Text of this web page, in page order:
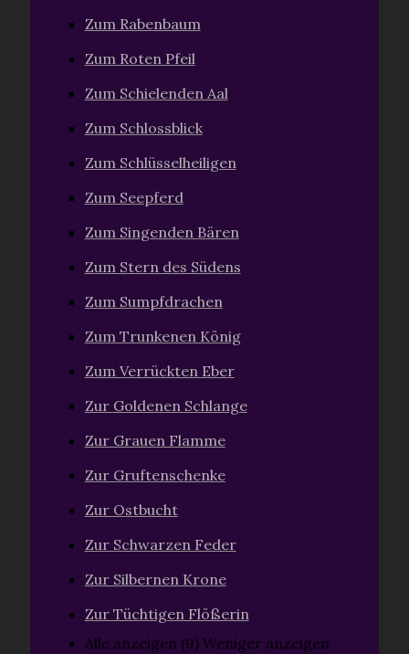
Zum Rabenbaum
Zum Roten Pfeil
Zum Schielenden Aal
Zum Schlossblick
Zum Schlüsselheiligen
Zum Seepferd
Zum Singenden Bären
Zum Stern des Südens
Zum Sumpfdrachen
Zum Trunkenen König
Zum Verrückten Eber
Zur Goldenen Schlange
Zur Grauen Flamme
Zur Gruftenschenke
Zur Ostbucht
Zur Schwarzen Feder
Zur Silbernen Krone
Zur Tüchtigen Flößerin
Alle anzeigen (9) Weniger anzeigen